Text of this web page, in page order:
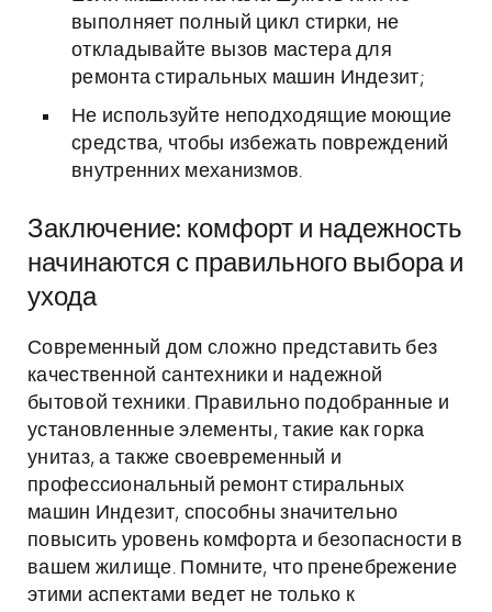
выполняет полный цикл стирки, не
откладывайте вызов мастера для
ремонта стиральных машин Индезит;
Не используйте неподходящие моющие
средства, чтобы избежать повреждений
внутренних механизмов.
Заключение: комфорт и надежность
начинаются с правильного выбора и
ухода
Современный дом сложно представить без
качественной сантехники и надежной
бытовой техники. Правильно подобранные и
установленные элементы, такие как горка
унитаз, а также своевременный и
профессиональный ремонт стиральных
машин Индезит, способны значительно
повысить уровень комфорта и безопасности в
вашем жилище. Помните, что пренебрежение
этими аспектами ведет не только к